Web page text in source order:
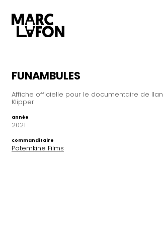
FUNAMBULES
Affiche officielle pour le documentaire de Ilan
Klipper
année
2021
commanditaire
Potemkine Films